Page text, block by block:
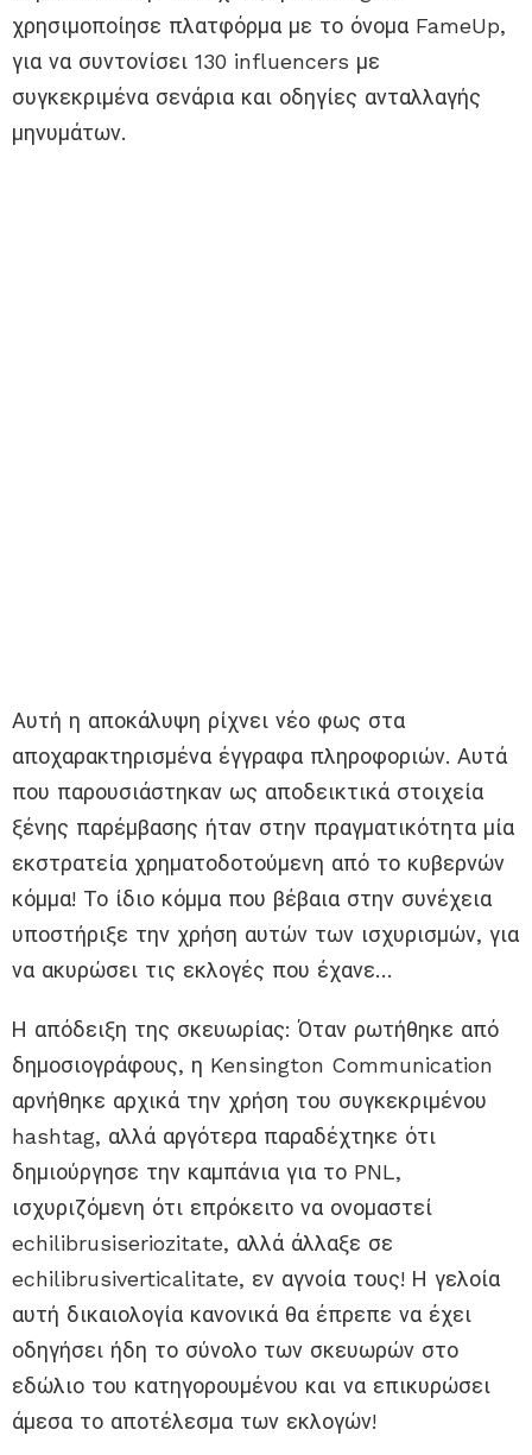
χρησιμοποίησε πλατφόρμα με το όνομα FameUp,
για να συντονίσει 130 influencers με
συγκεκριμένα σενάρια και οδηγίες ανταλλαγής
μηνυμάτων.
Αυτή η αποκάλυψη ρίχνει νέο φως στα
αποχαρακτηρισμένα έγγραφα πληροφοριών. Αυτά
που παρουσιάστηκαν ως αποδεικτικά στοιχεία
ξένης παρέμβασης ήταν στην πραγματικότητα μία
εκστρατεία χρηματοδοτούμενη από το κυβερνών
κόμμα! Το ίδιο κόμμα που βέβαια στην συνέχεια
υποστήριξε την χρήση αυτών των ισχυρισμών, για
να ακυρώσει τις εκλογές που έχανε…
Η απόδειξη της σκευωρίας: Όταν ρωτήθηκε από
δημοσιογράφους, η Kensington Communication
αρνήθηκε αρχικά την χρήση του συγκεκριμένου
hashtag, αλλά αργότερα παραδέχτηκε ότι
δημιούργησε την καμπάνια για το PNL,
ισχυριζόμενη ότι επρόκειτο να ονομαστεί
echilibrusiseriozitate, αλλά άλλαξε σε
echilibrusiverticalitate, εν αγνοία τους! Η γελοία
αυτή δικαιολογία κανονικά θα έπρεπε να έχει
οδηγήσει ήδη το σύνολο των σκευωρών στο
εδώλιο του κατηγορουμένου και να επικυρώσει
άμεσα το αποτέλεσμα των εκλογών!